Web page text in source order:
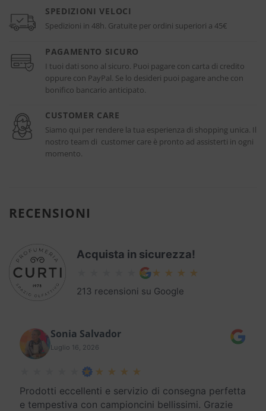
SPEDIZIONI VELOCI
Spedizioni in 48h. Gratuite per ordini superiori a 45€
PAGAMENTO SICURO
I tuoi dati sono al sicuro. Puoi pagare con carta di credito
oppure con PayPal. Se lo desideri puoi pagare anche con
bonifico bancario anticipato.
CUSTOMER CARE
Siamo qui per rendere la tua esperienza di shopping unica. Il
nostro team di customer care è pronto ad assisterti in ogni
momento.
RECENSIONI
Acquista in sicurezza!
213 recensioni su Google
Sonia Salvador
Luglio 16, 2026
Prodotti eccellenti e servizio di consegna perfetta
e tempestiva con campioncini bellissimi. Grazie